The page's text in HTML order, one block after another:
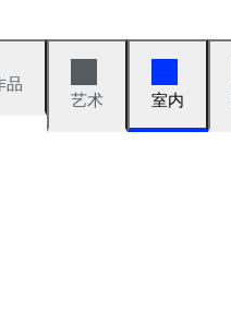
品
艺术
室内